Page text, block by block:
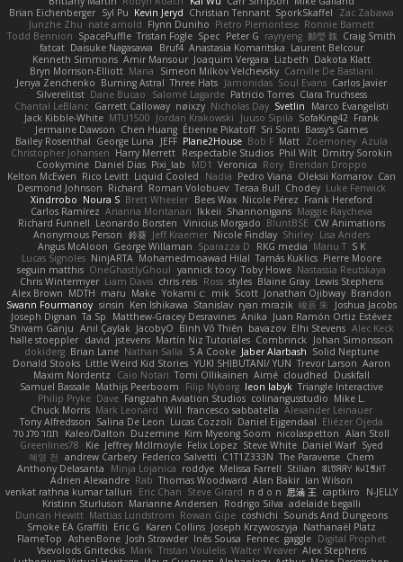
Brian Eichenberger Syl Pu Kevin Jeryd Christian Tennant SporkSkaffel
Zac Zabawa
Junzhe Zhu nate arnold Flynn Duniho Pietro Piemontese Ronnie Barnett
Todd Bennion SpacePuffle Tristan Fogle Spec Peter G rayryeng 鸝瑩 魏 Craig Smith
fatcat Daisuke Nagasawa Bruf4 Anastasia Komaritska Laurent Belcour
Kenneth Simmons Amir Mansour Joaquim Vergara Lizbeth Dakota Klatt
Bryn Morrison-Elliott Mana Simeon Milkov Velchevsky Camille De Bastiani
Jenya Zenchenko Burning Astral Three Hats Jamonidas Soul Evans Carlos Javier
Silverelitist Dane Bucao Salomé Lagarde Patricio Torres Clara Truchsess
Chantal LeBlanc Garrett Calloway nøixzy Nicholas Day Svetlin
Marco Evangelisti
Jack Kibble-White MTU1500 Jordan Krakowski Juuso Sipilä SofaKing42 Frank
Jermaine Dawson Chen Huang Étienne Pikatoff Sri Sonti Bassy's Games
Bailey Rosenthal George Luna JEFF Plane2House Bob F Matt Zoemoney Azula
Christopher Johansen Harry Merrett Respectable Studios Phil Wilt Dmitry Sorokin
Cookymine Daniel Dias Pixi_lab MD1 Veronica Rory Brendan Droppo
Kelton McEwen Rico Levitt Liquid Cooled Nadia Pedro Viana Oleksii Komarov Can
Desmond Johnson Richard Roman Volobuev Teraa Bull Chodey Luke Fenwick
Xindrrobo Noura S Brett Wheeler Bees Wax Nicole Pérez Frank Hereford
Carlos Ramírez Arianna Montanari Ikkeii Shannonigans Maggie Raycheva
Richard Funnell Leonardo Borsten Vinicius Morgado BluntBSE CW Animations
Anonymous Person 鈴葵 Jeff Kraemer Nicole Findlay Shirley Lisa Anders
Angus McAloon George Willaman Sparazza D RKG media Manu T S K
Lucas Signoles NinjARTA Mohamedmoawad Hilal Tamás Kuklics Pierre Moore
seguin matthis OneGhastlyGhoul yannick tooy Toby Howe Nastassia Reutskaya
Chris Wintermyer Liam Davis chris reis Ross styles Blaine Gray Lewis Stephens
Alex Brown MDTH maru Make Yokami c: mik Scott Jonathan Ojibway Brandon
Swann Fourmanoy sinsin Ken Ishikawa Stanislav ryan mrazik 峻辰 朱
Joshua Jacobs
Joseph Dignan Ta Sp Matthew-Gracey Desravines Anika Juan Ramón Ortiz Estévez
Shivam Ganju Anıl Çaylak JacobyO Bình Võ Thiên bavazov Elhi Stevens Alec Keck
halle stoeppler david jstevens Martín Niz Tutoriales Combrinck Johan Simonsson
dokiderg Brian Lane Nathan Salla S A Cooke Jaber Alarbash Solid Neptune
Donald Stooks Little Weird Kid Stories YUKI SHIBUTANI/ YUN Trevor Larson Aaron
Maxim Nordentz
Caio Notari Tomi Ollikainen Aimé cloudhed
Duskfall
Samuel Bassale Mathijs Peerboom Filip Nyborg leon labyk Triangle Interactive
Philip Pryke Dave Fangzahn Aviation Studios colinangusstudio Mike L.
Chuck Morris Mark Leonard Will francesco sabbatella Alexander Leinauer
Tony Alfredsson Salina De Leon Lucas Cozzoli Daniel Eijgendaal Eliézer Ojeda
תמר פלג טל
Kaleo/Dalton Duzemine Kim Myeong Soom nicolaspetton Alan Stoll
Greenlines78
Kie Jeffrey McIlmoyle Felix Lopez Steve White Daniel Warf Syed
혜영 전 andrew Carbery Federico Salvetti C1T1Z333N The Paraverse Chem
Anthony Delasanta
Minja Lojanica roddye Melissa Farrell Stilian ꌃ꒒ꀎꋪꋪꌩ ꀘꈤꀤꁅꃅ꓄
Adrien Alexandre Rab Thomas Woodward Alan Bakir Ian Wilson
venkat rathna kumar talluri
Eric Chan Steve Girard n d o n 思涵 王 captkiro
N-JELLY
Kristinn Sturluson Marianne Andersen Rodrigo Silva adelaide begalli
Duncan Hewitt Mattias Lundstrom Rowan Gipe coshichi Sounds And Dungeons
Smoke EA Graffiti Eric G Karen Collins Joseph Krzywoszyja Nathanaël Platz
FlameTop AshenBone Josh Strawder Inês Sousa Fennec gaggle Digital Prophet
Vsevolods Gniteckis Mark Tristan Voulelis Walter Weaver Alex Stephens